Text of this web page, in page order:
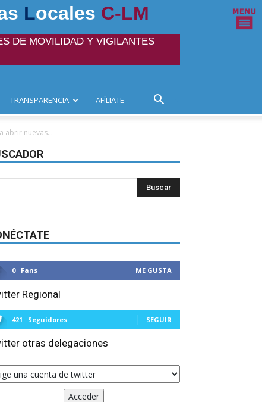
Locales C-LM
DE MOVILIDAD Y VIGILANTES
TRANSPARENCIA AFÍLIATE
abrir nuevas...
0 Fans ME GUSTA
Regional
421 Seguidores SEGUIR
otras delegaciones